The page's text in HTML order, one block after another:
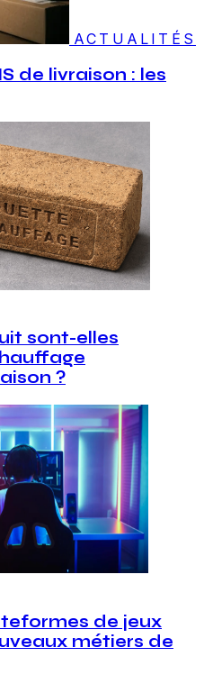
ACTUALITÉS
de livraison : les
sont-elles
?
de jeux
métiers de